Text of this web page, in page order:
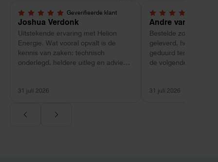
Geverifieerde klant
5,0 van 5 sterren
Joshua Verdonk
Uitstekende ervaring met Helion
Energie. Wat vooral opvalt is de
kennis van zaken: technisch
onderlegd, heldere uitleg en advies
Ook de nazorg is uitgebreid.
Voor ondernemers extra interessant:
31 juli 2026
4 van 5 sterren
Andre van
Bestelde
geleverd, heeft wel
geduurd terwijl bij
de volgende dag al
31 juli 2026